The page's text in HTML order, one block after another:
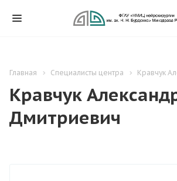
Главная Специалисты центра Кравчук
Кравчук
Дмитриевич